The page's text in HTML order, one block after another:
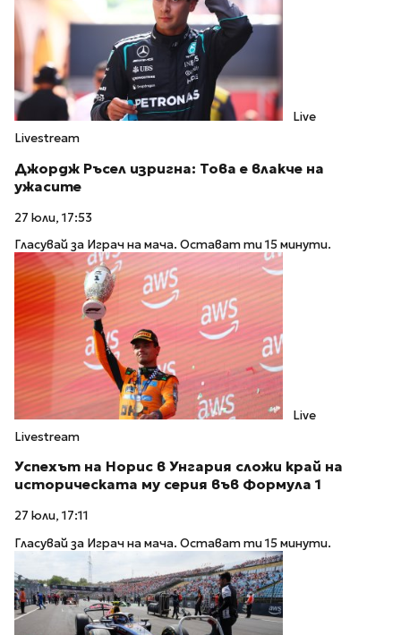
Live
Livestream
Джордж Ръсел изригна: Това е влакче на
ужасите
27 юли, 17:53
Гласувай за Играч на мача. Остават ти 15 минути.
Live
Livestream
Успехът на Норис в Унгария сложи край на
историческата му серия във Формула 1
27 юли, 17:11
Гласувай за Играч на мача. Остават ти 15 минути.